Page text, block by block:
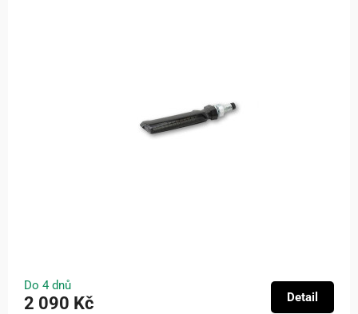
Do 4 dnů
2 090 Kč Detail